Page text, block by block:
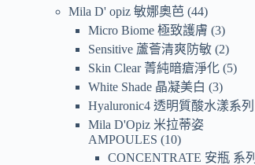
Mila D' opiz 敏娜奧芭 44
Micro Biome 極致護膚 3
Sensitive 蘆薈清爽防敏 2
Skin Clear 菁純暗瘡淨化 5
White Shade 晶凝美白
3
Hyaluronic4 透明質酸水漾系列
Mila D'Opiz 米拉蒂姿
AMPOULES
10
CONCENTRATE 安瓶 系列